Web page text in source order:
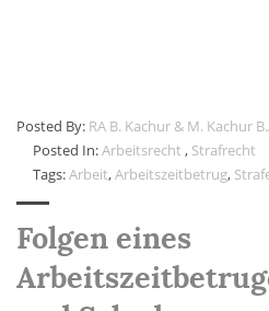
Posted By: RA B. Kachur & M. Kachur
Posted In:Arbeitsrecht , Strafrecht
Tags:Arbeit,Arbeitszeitbetrug,
Folgen eines